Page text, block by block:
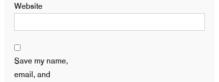
Website
Save my name,
email, and